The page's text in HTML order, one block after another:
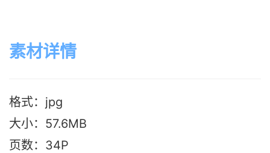
素材详情
格式：jpg
大小：57.6MB
页数：34P